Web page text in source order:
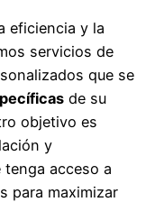
eficiencia y la
servicios de
que se
de su
objetivo es
y
acceso a
para maximizar